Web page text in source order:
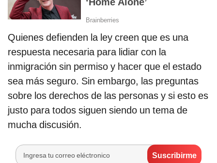
Quienes defienden la ley creen que es una
respuesta necesaria para lidiar con la
inmigración sin permiso y hacer que el estado
sea más seguro. Sin embargo, las preguntas
sobre los derechos de las personas y si esto es
justo para todos siguen siendo un tema de
mucha discusión.